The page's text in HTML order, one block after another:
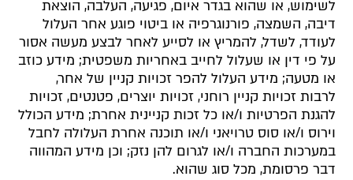
לשימוש, או שהוא בגדר איום, פגיעה, העלבה, הוצאת
דיבה, השמצה, פורנוגרפיה או ביטוי פוגע אחר העלול
לעודד, לשדל, להמריץ או לסייע לאחר לבצע מעשה אסור
על פי דין או שעלול לחייב באחריות משפטית; מידע כוזב
או מטעה; מידע העלול להפר זכויות קניין של אחר,
לרבות זכויות קניין רוחני, זכויות יוצרים, פטנטים, זכויות
להגנת הפרטיות ו/או כל זכות קניינית אחרת; מידע הכולל
וירוס ו/או סוס טרויאני ו/או תוכנה אחרת העלולה לחבל
במערכות החברה ו/או לגרום להן נזק; וכן מידע המהווה
דבר פרסומת, מכל סוג שהוא.